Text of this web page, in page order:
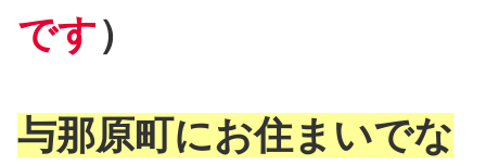
です）
与那原町にお住まいでな